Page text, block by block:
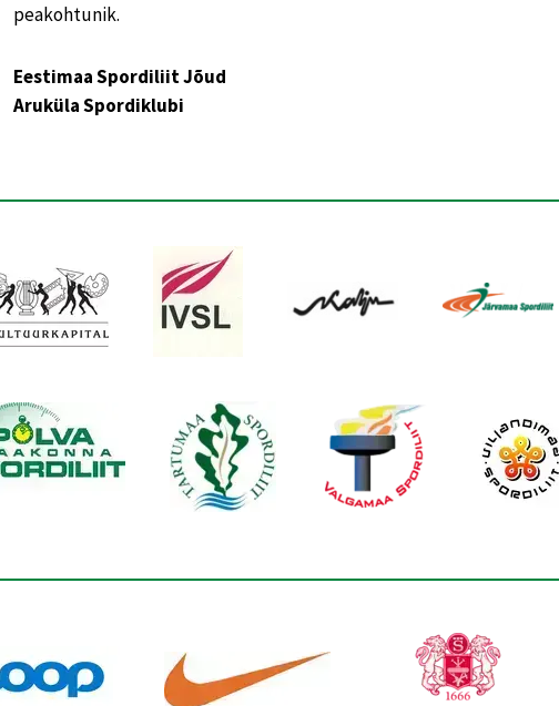
peakohtunik.
Eestimaa Spordiliit Jõud
Aruküla Spordiklubi